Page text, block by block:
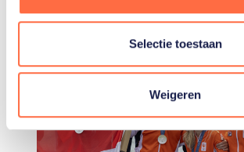
Selectie toestaan
Weigeren